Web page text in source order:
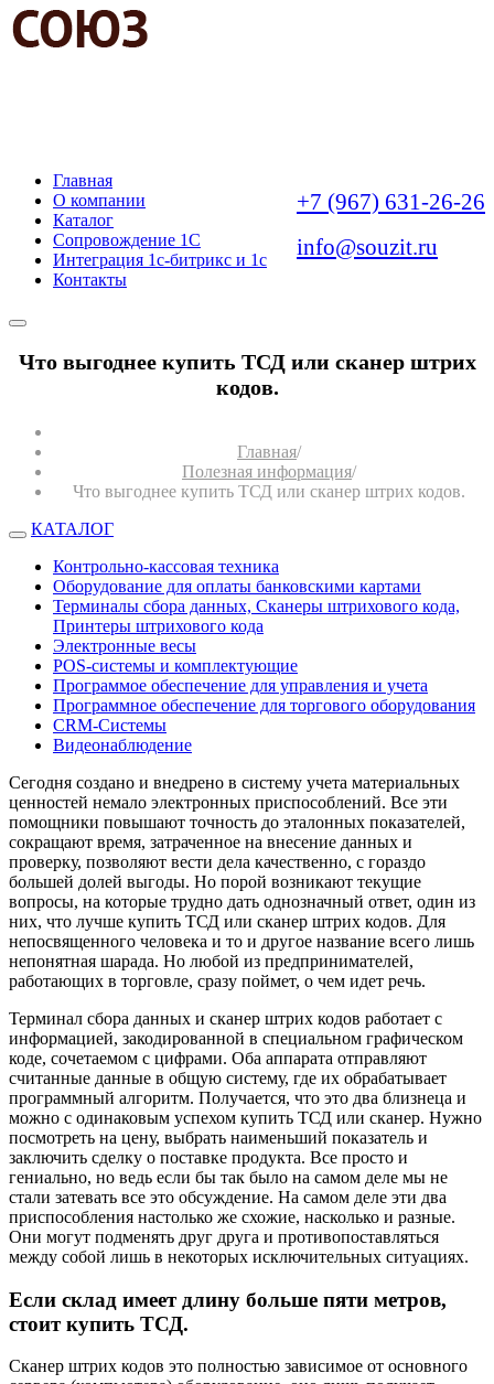
+7 (967) 631-26-26
info@souzit.ru
Главная
О компании
Каталог
Сопровождение 1С
Интеграция 1с-битрикс и 1с
Контакты
Что выгоднее купить ТСД или сканер штрих
кодов.
Главная/
Полезная информация/
Что выгоднее купить ТСД или сканер штрих кодов.
КАТАЛОГ
Контрольно-кассовая техника
Оборудование для оплаты банковскими картами
Терминалы сбора данных, Сканеры штрихового кода,
Принтеры штрихового кода
Электронные весы
POS-системы и комплектующие
Программое обеспечение для управления и учета
Программное обеспечение для торгового оборудования
CRM-Системы
Видеонаблюдение
Сегодня создано и внедрено в систему учета материальных
ценностей немало электронных приспособлений. Все эти
помощники повышают точность до эталонных показателей,
сокращают время, затраченное на внесение данных и
проверку, позволяют вести дела качественно, с гораздо
большей долей выгоды. Но порой возникают текущие
вопросы, на которые трудно дать однозначный ответ, один из
них, что лучше купить ТСД или сканер штрих кодов. Для
непосвященного человека и то и другое название всего лишь
непонятная шарада. Но любой из предпринимателей,
работающих в торговле, сразу поймет, о чем идет речь.
Терминал сбора данных и сканер штрих кодов работает с
информацией, закодированной в специальном графическом
коде, сочетаемом с цифрами. Оба аппарата отправляют
считанные данные в общую систему, где их обрабатывает
программный алгоритм. Получается, что это два близнеца и
можно с одинаковым успехом купить ТСД или сканер. Нужно
посмотреть на цену, выбрать наименьший показатель и
заключить сделку о поставке продукта. Все просто и
гениально, но ведь если бы так было на самом деле мы не
стали затевать все это обсуждение. На самом деле эти два
приспособления настолько же схожие, насколько и разные.
Они могут подменять друг друга и противопоставляться
между собой лишь в некоторых исключительных ситуациях.
Если склад имеет длину больше пяти метров,
стоит купить ТСД.
Сканер штрих кодов это полностью зависимое от основного